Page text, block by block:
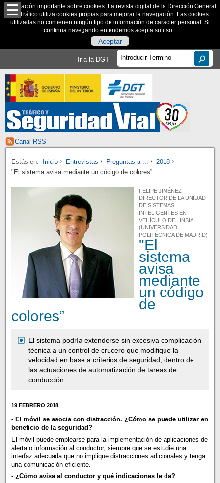
Información importante sobre cookies: La revista digital de la Dirección General
de Tráfico utiliza cookies propias para mejorar la navegación. Las cookies
utilizadas no contienen ningún tipo de información de carácter personal. Si
continua navegando entendemos acepta su uso.
Aceptar
Ir a la DGT
Canal RSS
Estás en: Inicio Entrevistas Preguntas a ...
2018
"El sistema avisa mediante un código de colores”
FELIPE JIMÉNEZ
DIRECTOR DE LA UNIDAD
DE SISTEMAS
INTELIGENTES EN
VEHÍCULO DEL INSIA
(UNIVERSIDAD
POLITÉCNICA DE MADRID)
"El
sistema
avisa
mediante
un código
de
colores”
El sistema podría extenderse sin excesiva complicación
técnica a un control de crucero que modifique la
velocidad en base a criterios de seguridad, dentro de
las actuaciones de automatización de tareas de
conducción.
19 FEBRERO 2018
- El móvil se asocia con distracción. ¿Cómo se puede utilizar en
beneficio de la seguridad?
El móvil puede emplearse para la implementación de aplicaciones de
alerta o información al conductor, siempre que se estudie una
interfaz adecuada que no implique distracciones adicionales y tenga
una comunicación eficiente.
- ¿Cómo avisa al conductor y qué indicaciones le da?